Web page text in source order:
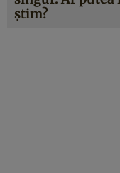
știm?